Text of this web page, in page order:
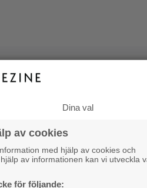
som är
genom
komedi
glad är en
18-
Joel
Dina val
av cookies
med hjälp av cookies och
av informationen kan vi utveckla
för följande: